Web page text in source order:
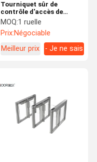
Tourniquet sûr de
contrôle d'accès de
systèmes Speedgates
d'entrée pour des
banques
MOQ:1 ruelle
Prix:Négociable
Meilleur prix
- Je ne sais